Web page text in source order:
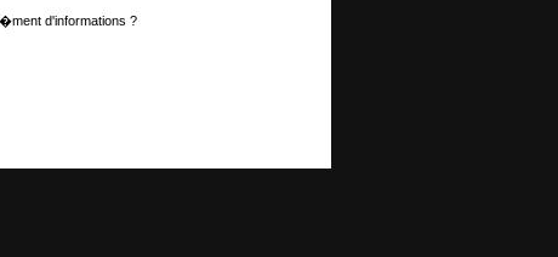
d'informations ?